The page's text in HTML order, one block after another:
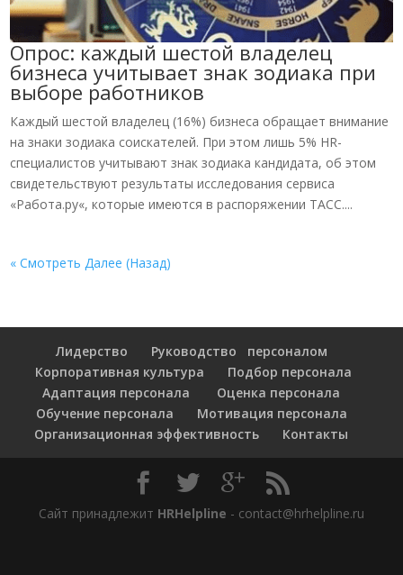
Опрос: каждый шестой владелец
бизнеса учитывает знак зодиака при
выборе работников
Каждый шестой владелец (16%) бизнеса обращает внимание
на знаки зодиака соискателей. При этом лишь 5% HR-
специалистов учитывают знак зодиака кандидата, об этом
свидетельствуют результаты исследования сервиса
«Работа.ру«, которые имеются в распоряжении ТАСС....
« Смотреть Далее (Назад)
Лидерство
Руководство персоналом
Корпоративная культура
Подбор персонала
Адаптация персонала
Оценка персонала
Обучение персонала
Мотивация персонала
Организационная эффективность
Контакты
Сайт принадлежит HRHelpline - contact@hrhelpline.ru